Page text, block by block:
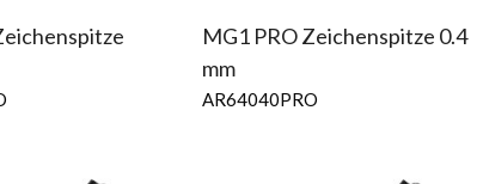
MG1 PRO Zeichenspitze 0.4
mm
AR64040PRO